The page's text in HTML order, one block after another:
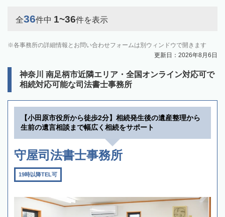
全36件中 1~36件を表示
各事務所の詳細情報とお問い合わせフォームは別ウィンドウで開きます
更新日：2026年8月6日
神奈川 南足柄市近隣エリア・全国オンライン対応可で
相続対応可能な司法書士事務所
【小田原市役所から徒歩2分】相続発生後の遺産整理から
生前の遺言相談まで幅広く相続をサポート
守屋司法書士事務所
19時以降TEL可